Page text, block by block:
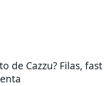
de Cazzu? Filas, fast